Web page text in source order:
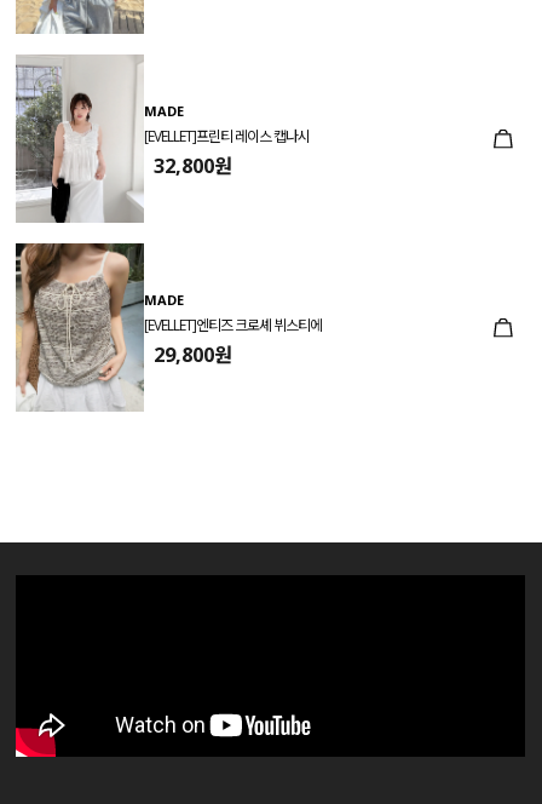
MADE
[EVELLET]프린티 레이스 캡나시
32,800원
MADE
[EVELLET]엔티즈 크로셰 뷔스티에
29,800원